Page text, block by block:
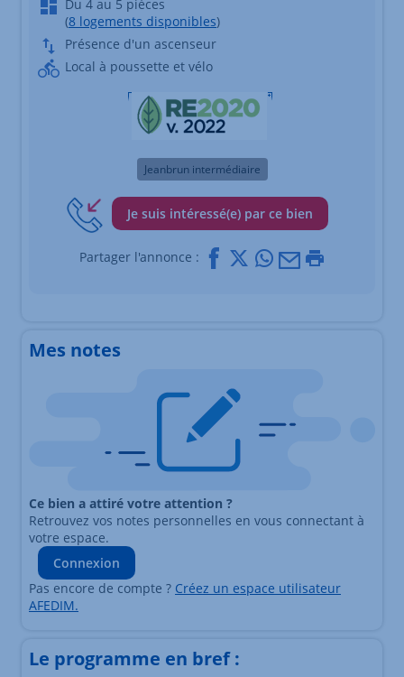
Du 4 au 5 pièces
(8 logements disponibles)
Présence d'un ascenseur
Local à poussette et vélo
Jeanbrun intermédiaire
Je suis intéressé(e) par ce bien
Partager l'annonce : Facebook
X Whatsapp
Mail
Mes notes
Ce bien a attiré votre attention ?
Retrouvez vos notes personnelles en vous connectant à
votre espace.
Connexion
Pas encore de compte ? Créez un espace utilisateur
AFEDIM.
Le programme en bref :